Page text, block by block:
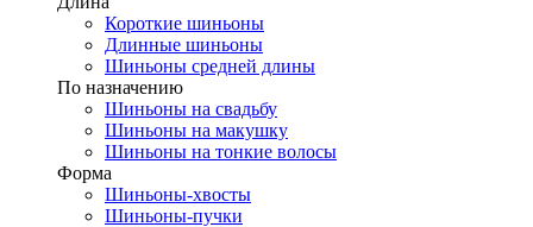
Короткие шиньоны
Длинные шиньоны
Шиньоны средней длины
По назначению
Шиньоны на свадьбу
Шиньоны на макушку
Шиньоны на тонкие волосы
Форма
Шиньоны-хвосты
Шиньоны-пучки